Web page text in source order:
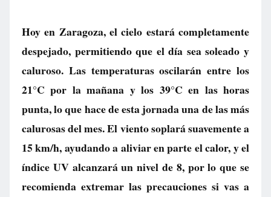
Hoy en Zaragoza, el cielo estará completamente
despejado, permitiendo que el día sea soleado y
caluroso. Las temperaturas oscilarán entre los
21°C por la mañana y los 39°C en las horas
punta, lo que hace de esta jornada una de las más
calurosas del mes. El viento soplará suavemente a
15 km/h, ayudando a aliviar en parte el calor, y el
índice UV alcanzará un nivel de 8, por lo que se
recomienda extremar las precauciones si vas a